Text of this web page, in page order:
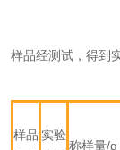
样品经测试，得
样品 实验
称样量/g